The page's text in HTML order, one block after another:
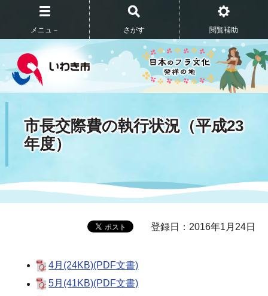
メニュ－ さがす 閲覧補助
市長交際費の執行状況（平成23
年度）
登録日：2016年1月24日
4月(24KB)(PDF文書)
5月(41KB)(PDF文書)